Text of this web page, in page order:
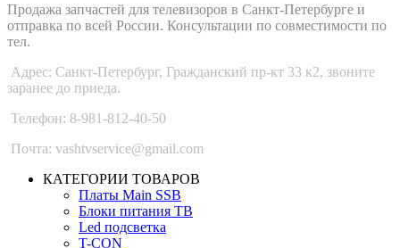
Продажа запчастей для телевизоров в Санкт-Петербурге и
отправка по всей России. Консультации по совместимости по
тел.
Адрес: Санкт-Петербург, Гражданский пр-кт 33 к2, звоните
заранее до приеда.
Телефон: 8-981-812-40-50
Почта: vashtvservice@gmail.com
КАТЕГОРИИ ТОВАРОВ
Платы Main SSB
Блоки питания ТВ
Led подсветка
T-CON